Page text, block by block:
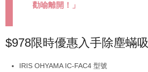
勸喻離開！」
$978限時優惠入手除塵蟎
IRIS OHYAMA IC-FAC4 型號